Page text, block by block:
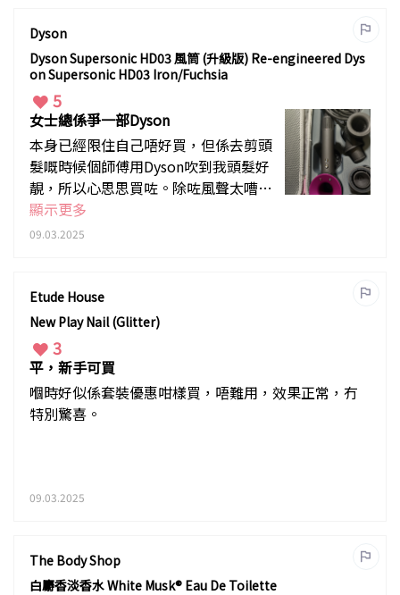
Dyson
Dyson Supersonic HD03 風筒 (升級版) Re-engineered Dys
on Supersonic HD03 Iron/Fuchsia
5
女士總係爭一部Dyson
本身已經限住自己唔好買，但係去剪頭
髮嘅時候個師傅用Dyson吹到我頭髮好
靚，所以心思思買咗。除咗風聲太嘈，
有啲重，所有嘢都好好，佢可以好容易
打造內卷造型，又快乾。
顯示更多
09.03.2025
Etude House
New Play Nail (Glitter)
3
平，新手可買
嗰時好似係套裝優惠咁樣買，唔難用，效果正常，冇
特別驚喜。
09.03.2025
The Body Shop
白麝香淡香水 White Musk® Eau De Toilette